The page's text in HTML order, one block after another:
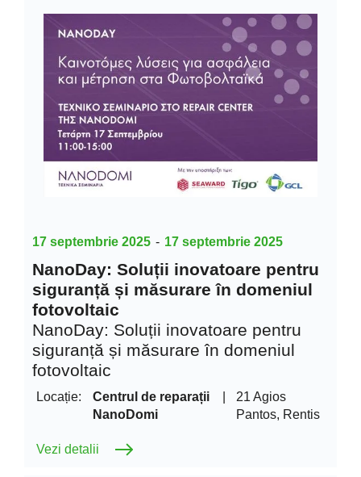
17 septembrie 2025 - 17 septembrie 2025
NanoDay: Soluții inovatoare pentru
siguranță și măsurare în domeniul
fotovoltaic
NanoDay: Soluții inovatoare pentru
siguranță și măsurare în domeniul
fotovoltaic
Locație:
Centrul de reparații
NanoDomi
21 Agios
Pantos, Rentis
Vezi detalii